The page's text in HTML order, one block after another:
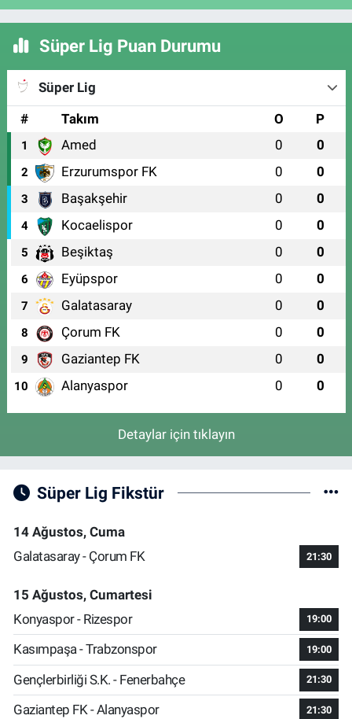
Süper Lig Puan Durumu
Süper Lig
#
Takım O P
1 Amed 0 0
2 Erzurumspor FK 0 0
3 Başakşehir 0 0
4 Kocaelispor 0 0
5 Beşiktaş 0 0
6 Eyüpspor 0 0
7 Galatasaray 0 0
8 Çorum FK 0 0
9 Gaziantep FK 0 0
10 Alanyaspor 0 0
Detaylar için tıklayın
Süper Lig Fikstür
14 Ağustos, Cuma
Galatasaray - Çorum FK
21:30
15 Ağustos, Cumartesi
Konyaspor - Rizespor
19:00
Kasımpaşa - Trabzonspor 19:00
Gençlerbirliği S.K. - Fenerbahçe 21:30
Gaziantep FK - Alanyaspor 21:30